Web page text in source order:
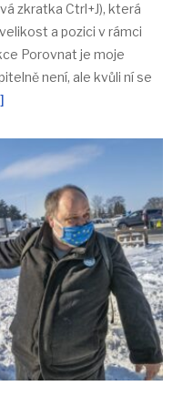
zkratka Ctrl+J), která
a pozici v rámci
Porovnat je moje
není, ale kvůli ní se